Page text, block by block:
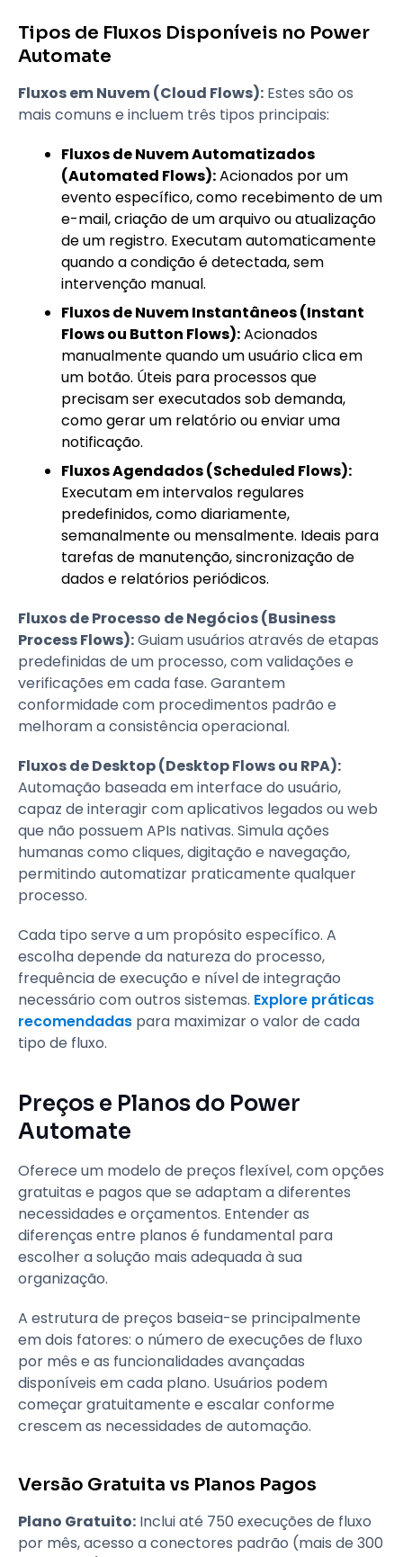
Tipos de Fluxos Disponíveis no Power
Automate
Fluxos em Nuvem (Cloud Flows): Estes são os
mais comuns e incluem três tipos principais:
Fluxos de Nuvem Automatizados
(Automated Flows):Acionados por um
evento específico, como recebimento de um
e-mail, criação de um arquivo ou atualização
de um registro. Executam automaticamente
quando a condição é detectada, sem
intervenção manual.
Fluxos de Nuvem Instantâneos (Instant
Flows ou Button Flows):Acionados
manualmente quando um usuário clica em
um botão. Úteis para processos que
precisam ser executados sob demanda,
como gerar um relatório ou enviar uma
notificação.
Fluxos Agendados (Scheduled Flows):
Executam em intervalos regulares
predefinidos, como diariamente,
semanalmente ou mensalmente. Ideais para
tarefas de manutenção, sincronização de
dados e relatórios periódicos.
Fluxos de Processo de Negócios (Business
Process Flows):Guiam usuários através de etapas
predefinidas de um processo, com validações e
verificações em cada fase. Garantem
conformidade com procedimentos padrão e
melhoram a consistência operacional.
Fluxos de Desktop (Desktop Flows ou RPA):
Automação baseada em interface do usuário,
capaz de interagir com aplicativos legados ou web
que não possuem APIs nativas. Simula ações
humanas como cliques, digitação e navegação,
permitindo automatizar praticamente qualquer
processo.
Cada tipo serve a um propósito específico. A
escolha depende da natureza do processo,
frequência de execução e nível de integração
necessário com outros sistemas. Explore práticas
recomendadas para maximizar o valor de cada
tipo de fluxo.
Preços e Planos do Power
Automate
Oferece um modelo de preços flexível, com opções
gratuitas e pagos que se adaptam a diferentes
necessidades e orçamentos. Entender as
diferenças entre planos é fundamental para
escolher a solução mais adequada à sua
organização.
A estrutura de preços baseia-se principalmente
em dois fatores: o número de execuções de fluxo
por mês e as funcionalidades avançadas
disponíveis em cada plano. Usuários podem
começar gratuitamente e escalar conforme
crescem as necessidades de automação.
Versão Gratuita vs Planos Pagos
Plano Gratuito: Inclui até 750 execuções de fluxo
por mês, acesso a conectores padrão (mais de 300